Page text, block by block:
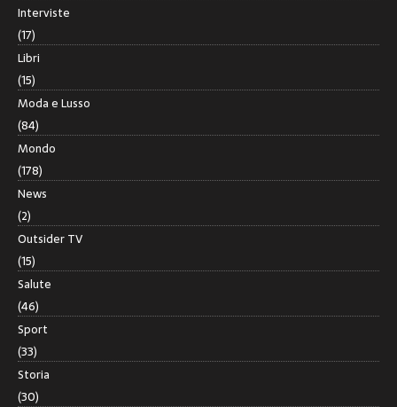
Interviste
(17)
Libri
(15)
Moda e Lusso
(84)
Mondo
(178)
News
(2)
Outsider TV
(15)
Salute
(46)
Sport
(33)
Storia
(30)